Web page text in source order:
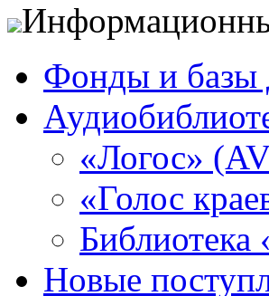
Фонды и базы
«Логос»
«Голос
Новые